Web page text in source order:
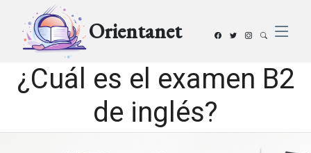
Orientanet
¿Cuál es el examen B2
de inglés?